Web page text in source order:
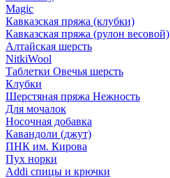
Magic
Кавказская пряжа (клубки)
Кавказская пряжа (рулон весовой)
Алтайская шерсть
NitkiWool
Таблетки Овечья шерсть
Клубки
Шерстяная пряжа Нежность
Для мочалок
Носочная добавка
Кавандоли (джут)
ПНК им. Кирова
Пух норки
Addi спицы и крючки